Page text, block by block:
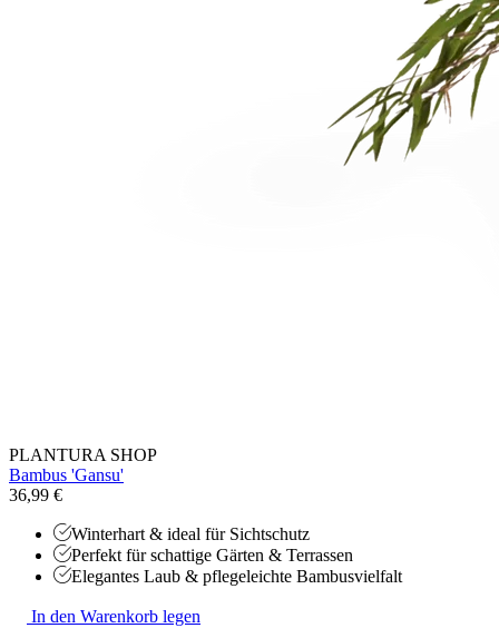
PLANTURA SHOP
Bambus 'Gansu'
36,99 €
Winterhart & ideal für Sichtschutz
Perfekt für schattige Gärten & Terrassen
Elegantes Laub & pflegeleichte Bambusvielfalt
In den Warenkorb legen